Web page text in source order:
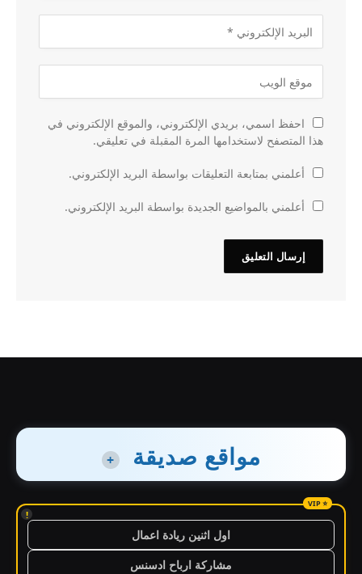
احفظ اسمي، بريدي الإلكتروني، والموقع الإلكتروني في
هذا المتصفح لاستخدامها المرة المقبلة في تعليقي.
أعلمني بمتابعة التعليقات بواسطة البريد الإلكتروني.
أعلمني بالمواضيع الجديدة بواسطة البريد الإلكتروني.
مواقع صديقة +
!
اول اثنين ريادة اعمال
مشاركة ارباح ادسنس